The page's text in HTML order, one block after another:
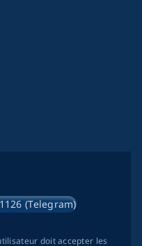
(Telegram)
doit accepter les